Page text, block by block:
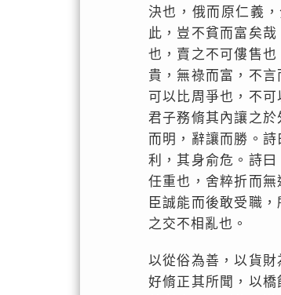
決也，俄而原仁義
此，豈不貧而富矣
也，賣之不可僂售
貴，無祿而富，不
可以比周爭也，不
君子務脩其內讓之
而明，辭讓而勝。
利，其身俞危。詩
任重也，舍粹折而
臣誠能而後敢受職
之交不相亂也。
以從俗為善，以貨
好脩正其所聞，以